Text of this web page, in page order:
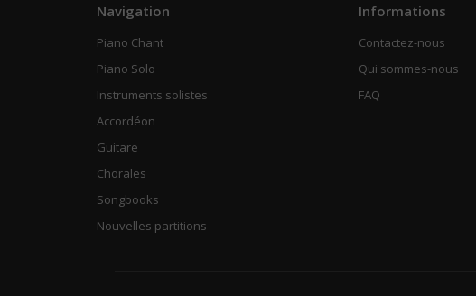
Navigation
Piano Chant
Piano Solo
Instruments solistes
Accordéon
Guitare
Chorales
Songbooks
Nouvelles partitions
Informations
Contactez-nous
Qui sommes-nous
FAQ